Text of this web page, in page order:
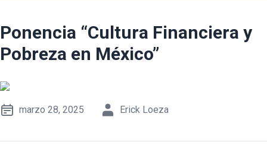
Ponencia “Cultura Financiera y
Pobreza en México”
marzo 28, 2025 Erick Loeza